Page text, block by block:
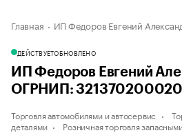
Главная ИП Федоров Евгений
ДЕЙСТВУЕТОБНОВЛЕНО
ИП Федоров Евгений
ОГРНИП:
Торговля автомобилями и автосервис
деталями
Розничная торговля